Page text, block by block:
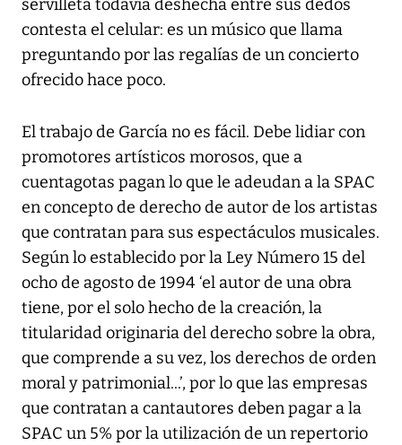
servilleta todavía deshecha entre sus dedos
contesta el celular: es un músico que llama
preguntando por las regalías de un concierto
ofrecido hace poco.
El trabajo de García no es fácil. Debe lidiar con
promotores artísticos morosos, que a
cuentagotas pagan lo que le adeudan a la SPAC
en concepto de derecho de autor de los artistas
que contratan para sus espectáculos musicales.
Según lo establecido por la Ley Número 15 del
ocho de agosto de 1994 ‘el autor de una obra
tiene, por el solo hecho de la creación, la
titularidad originaria del derecho sobre la obra,
que comprende a su vez, los derechos de orden
moral y patrimonial...’, por lo que las empresas
que contratan a cantautores deben pagar a la
SPAC un 5% por la utilización de un repertorio